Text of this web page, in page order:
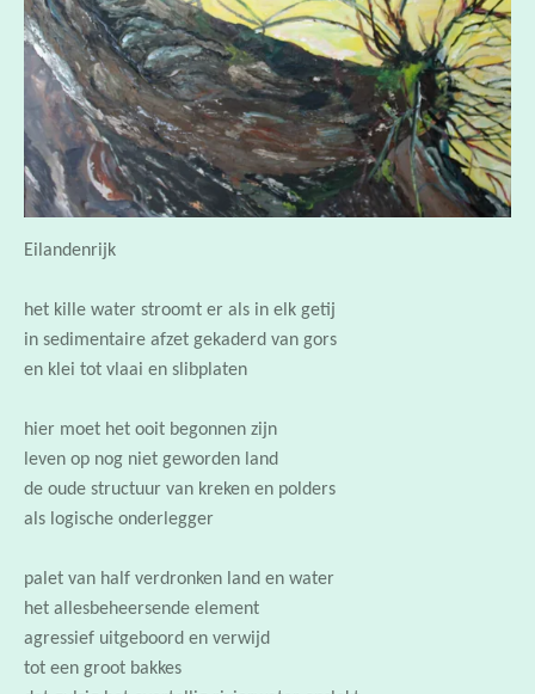
Eilandenrijk
het kille water stroomt er als in elk getij
en klei tot vlaai en slibplaten
hier moet het ooit begonnen zijn
de oude structuur van kreken en polders
als logische onderlegger
palet van half verdronken land en water
agressief uitgeboord en verwijd
tot een groot bakkes
dat gulzig het overtollig rivierwater opslokt